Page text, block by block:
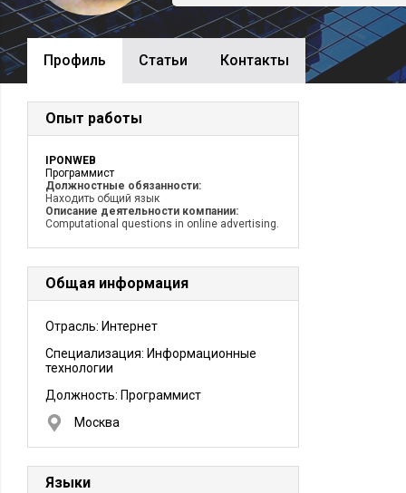
Профиль Cтатьи Контакты
Опыт работы
IPONWEB
Программист
Должностные обязанности:
Находить общий язык
Описание деятельности компании:
Computational questions in online advertising.
Общая информация
Отрасль: Интернет
Специализация: Информационные
технологии
Должность: Программист
Москва
Языки